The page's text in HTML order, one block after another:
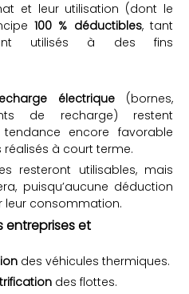
et leur utilisation (dont le
100 % déductibles, tant
utilisés à des fins
électrique (bornes,
de recharge) restent
encore favorable
à court terme.
resteront utilisables, mais
puisqu’aucune déduction
leur consommation.
entreprises et
des véhicules thermiques.
des flottes.